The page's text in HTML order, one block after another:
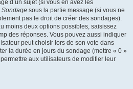
d’un sujet (si vous en avez les
Sondage sous la partie message (si vous ne
pas le droit de créer des sondages).
moins deux options possibles, saisissez
des réponses. Vous pouvez aussi indiquer
peut choisir lors de son vote dans
la durée en jours du sondage (mettre « 0 »
aux utilisateurs de modifier leur